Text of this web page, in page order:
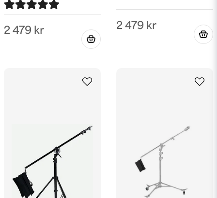
2 479 kr 2 479 kr
för 1 år sedan
Väldigt bra stativ, smidigt med väskan att
slänga upp en bakgrund varsomhelst!
Toppkvalitet till toppenbra pris.